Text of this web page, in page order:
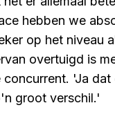
hebben we
op het niveau
overtuigd is
'Ja
groot verschil.'